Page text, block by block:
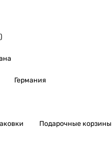
Германия
Подарочные корзины